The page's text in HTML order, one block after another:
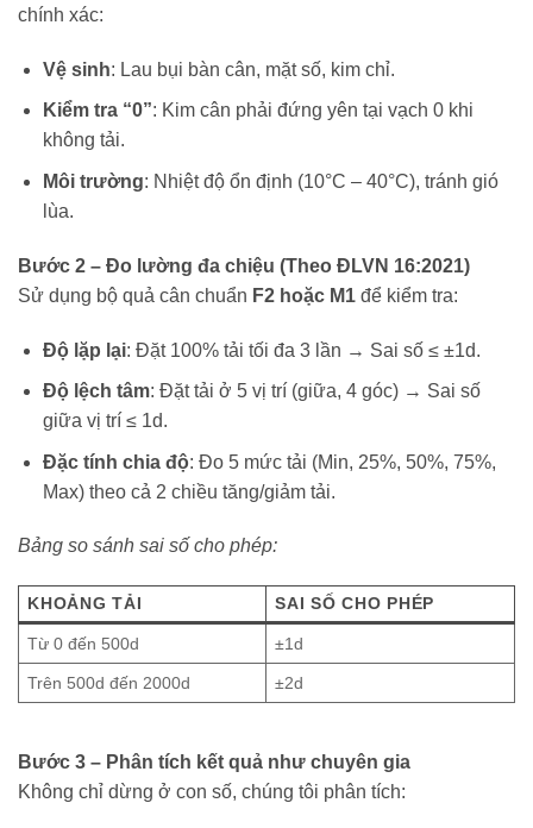
chính xác:
Vệ sinh: Lau bụi bàn cân, mặt số, kim chỉ.
Kiểm tra “0”: Kim cân phải đứng yên tại vạch 0 khi
không tải.
Môi trường: Nhiệt độ ổn định (10°C – 40°C), tránh gió
lùa.
Bước 2 – Đo lường đa chiệu (Theo ĐLVN 16:2021)
Sử dụng bộ quả cân chuẩn F2 hoặc M1 để kiểm tra:
Độ lặp lại: Đặt 100% tải tối đa 3 lần → Sai số ≤ ±1d.
Độ lệch tâm: Đặt tải ở 5 vị trí (giữa, 4 góc) → Sai số
giữa vị trí ≤ 1d.
Đặc tính chia độ: Đo 5 mức tải (Min, 25%, 50%, 75%,
Max) theo cả 2 chiều tăng/giảm tải.
Bảng so sánh sai số cho phép:
KHOẢNG TẢI SAI SỐ CHO PHÉP
Từ 0 đến 500d ±1d
Trên 500d đến 2000d ±2d
Bước 3 – Phân tích kết quả như chuyên gia
Không chỉ dừng ở con số, chúng tôi phân tích: